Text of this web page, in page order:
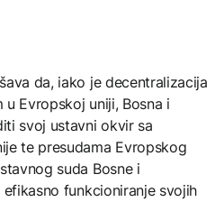
da, iako je decentralizacija
Evropskoj uniji, Bosna i
svoj ustavni okvir sa
te presudama Evropskog
suda Bosne i
funkcioniranje svojih